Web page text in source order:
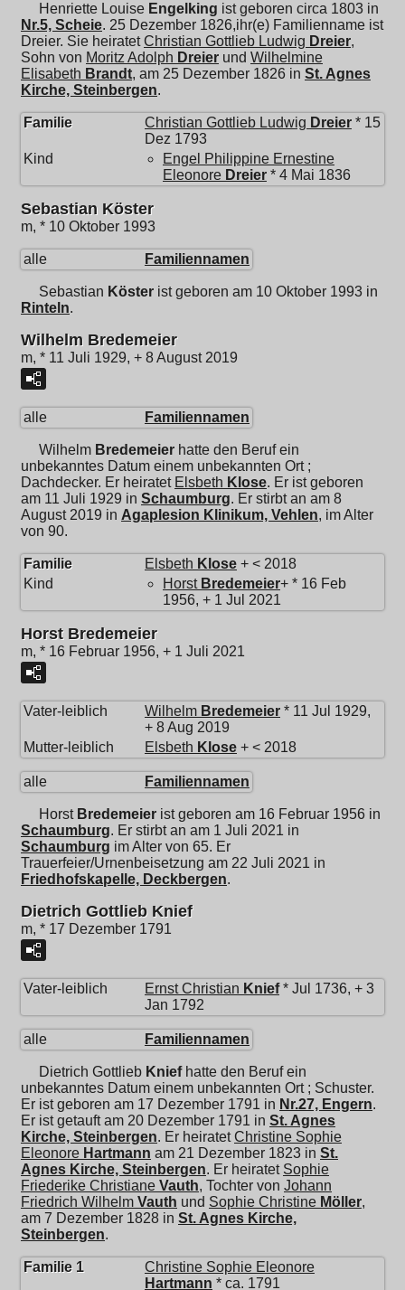
Henriette Louise Engelking ist geboren circa 1803 in
Nr.5, Scheie. 25 Dezember 1826,ihr(e) Familienname ist
Dreier. Sie heiratetChristian Gottlieb Ludwig Dreier,
Sohn von Moritz Adolph Dreier und Wilhelmine
Elisabeth Brandt, am 25 Dezember 1826 in St. Agnes
Kirche, Steinbergen.
Familie Christian Gottlieb Ludwig Dreier * 15
Dez 1793
Kind
Engel Philippine Ernestine
Eleonore Dreier * 4 Mai 1836
Sebastian Köster
m, * 10 Oktober 1993
alle Familiennamen
Sebastian Köster ist geboren am 10 Oktober 1993 in
Rinteln.
Wilhelm Bredemeier
m, * 11 Juli 1929, + 8 August 2019
alle Familiennamen
Wilhelm Bredemeier hatte den Beruf ein
unbekanntes Datum einem unbekannten Ort ;
Dachdecker. Er heiratet Elsbeth Klose. Er ist geboren
am 11 Juli 1929 in Schaumburg. Er stirbt an am 8
August 2019 in Agaplesion Klinikum, Vehlen, im Alter
von 90.
Familie Elsbeth Klose + < 2018
Kind
Horst Bredemeier+ * 16 Feb
1956, + 1 Jul 2021
Horst Bredemeier
m, * 16 Februar 1956, + 1 Juli 2021
Vater-leiblich Wilhelm Bredemeier * 11 Jul 1929,
+ 8 Aug 2019
Mutter-leiblich
Elsbeth Klose + < 2018
alle Familiennamen
Horst Bredemeier ist geboren am 16 Februar 1956 in
Schaumburg. Er stirbt an am 1 Juli 2021 in
Schaumburg im Alter von 65. Er
Trauerfeier/Urnenbeisetzung am 22 Juli 2021 in
Friedhofskapelle, Deckbergen.
Dietrich Gottlieb Knief
m, * 17 Dezember 1791
Vater-leiblich Ernst Christian Knief* Jul 1736, + 3
Jan 1792
alle Familiennamen
Dietrich Gottlieb Kniefhatte den Beruf ein
unbekanntes Datum einem unbekannten Ort ; Schuster.
Er ist geboren am 17 Dezember 1791 in Nr.27, Engern.
Er ist getauft am 20 Dezember 1791 in St. Agnes
Kirche, Steinbergen. Er heiratetChristine Sophie
Eleonore Hartmann am 21 Dezember 1823 in St.
Agnes Kirche, Steinbergen. Er heiratet Sophie
Friederike Christiane Vauth, Tochter von Johann
Friedrich Wilhelm Vauth und Sophie Christine Möller,
am 7 Dezember 1828 in St. Agnes Kirche,
Steinbergen.
Familie 1
Christine Sophie Eleonore
Hartmann * ca. 1791